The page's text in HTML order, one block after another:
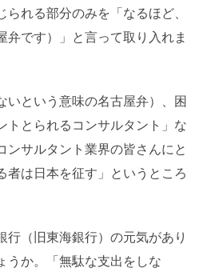
られる部分のみを「なるほど、
弁です）」と言って取り入れま
いという意味の名古屋弁）、困
トとられるコンサルタント」な
ンサルタント業界の皆さんにと
者は日本を征す」というところ
行（旧東海銀行）の元気があり
うか。「無駄な支出をしな